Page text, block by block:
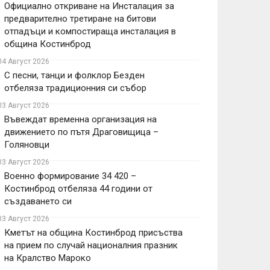
Официално откриване на Инсталация за
предварително третиране на битови
отпадъци и компостираща инсталация в
община Костинброд
Август 2026
С песни, танци и фолклор Безден
отбеляза традиционния си събор
Август 2026
Въвеждат временна организация на
движението по пътя Драговищица –
Голяновци
Август 2026
Военно формирование 34 420 –
Костинброд отбеляза 44 години от
създаването си
Август 2026
Кметът на община Костинброд присъства
на прием по случай националния празник
на Кралство Мароко